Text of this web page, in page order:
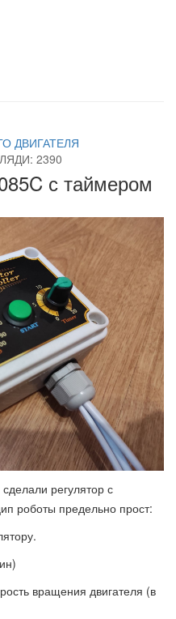
ДВИГАТЕЛЯ
2390
с таймером
регулятор с
роботы предельно прост:
вращения двигателя (в